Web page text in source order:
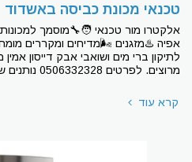
טכנאי מכונת כביסה באשדוד
אלקטרו מור טכנאי 🧑‍🔧מוסמך
אפיה ♨מזגנים 🌬מדיחים ומקררים
לתיקון ברי מים ושואבי אבק דייסון
מרוצים. לפרטים 0506332328 נותנים שירות בכל אזור במרכז!!!
קרא עוד